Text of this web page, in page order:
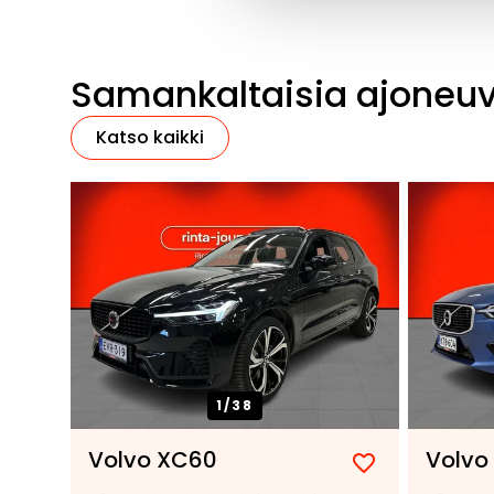
Samankaltaisia
Katso kaikki
1/38
Volvo XC60
Lisää
Poista
Volvo